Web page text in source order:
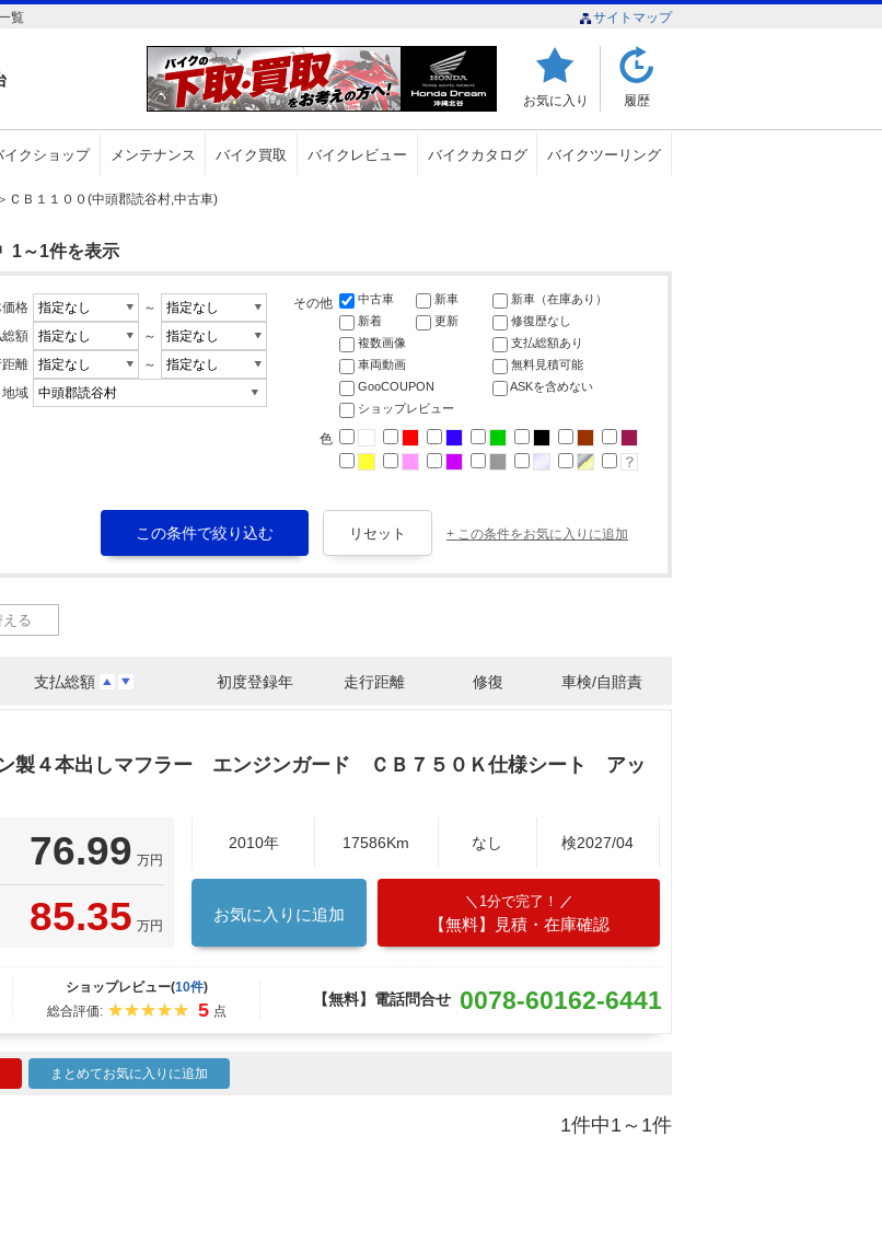
覧 サイトマップ
お気に入り 履歴
イクショップ メンテナンス バイク買取 バイクレビュー バイクカタログ バイクツーリング
＞ ＣＢ１１００(中頭郡読谷村,中古車)
1～1件を表示
格
～
額
～
距離
～
地域
その他 中古車 新車
新車（在庫あり）
新着
更新
修復歴なし
複数画像
支払総額あり
車両動画
無料見積可能
GooCOUPON
ASKを含めない
ショップレビュー
色
+ この条件をお気に入りに追加
支払総額 初度登録年 走行距離 修復 車検/自賠責
る
４本出しマフラー エンジンガード ＣＢ７５０Ｋ仕様シート アッ
76.99 万円
85.35 万円
2010年 17586Km なし 検2027/04
お気に入りに追加
1分で完了！
【無料】見積・在庫確認
ショップレビュー(10件)
総合評価:
5 点
【無料】電話問合せ 0078-60162-6441
まとめてお気に入りに追加
1件中1～1件